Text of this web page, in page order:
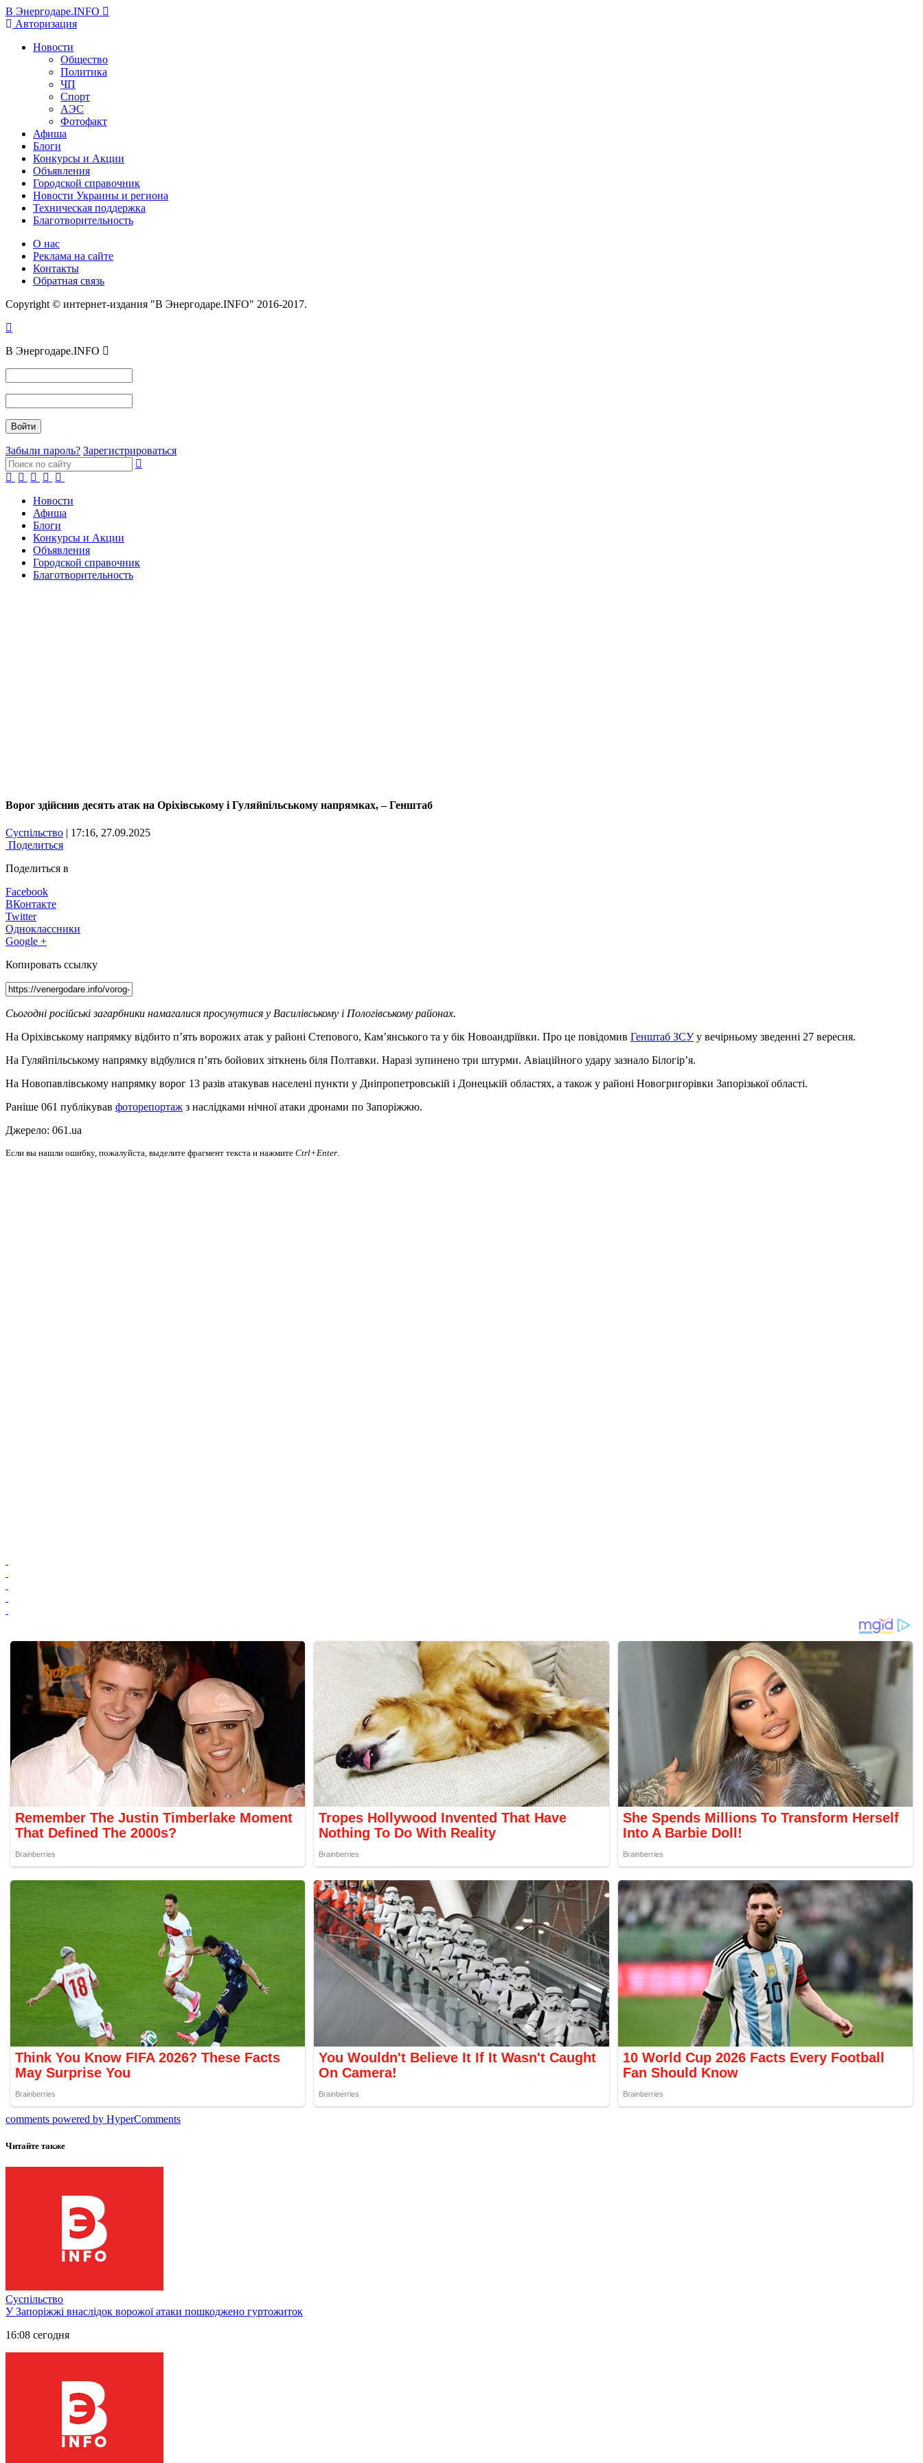
В Энергодаре.INFO
Авторизация
Новости
Общество
Политика
ЧП
Спорт
АЭС
Фотофакт
Афиша
Блоги
Конкурсы и Акции
Объявления
Городской справочник
Новости Украины и региона
Техническая поддержка
Благотворительность
О нас
Реклама на сайте
Контакты
Обратная связь
Copyright © интернет-издания "В Энергодаре.INFO" 2016-2017.
В Энергодаре.INFO
Забыли пароль? Зарегистрироваться
Новости
Афиша
Блоги
Конкурсы и Акции
Объявления
Городской справочник
Благотворительность
Ворог здійснив десять атак на Оріхівському і Гуляйпільському напрямках, – Генштаб
Суспільство | 17:16, 27.09.2025
Поделиться
Поделиться в
Facebook
ВКонтакте
Twitter
Одноклассники
Google +
Копировать ссылку
Сьогодні російські загарбники намагалися просунутися у Василівському і Пологівському районах.
На Оріхівському напрямку відбито п’ять ворожих атак у районі Степового, Кам’янського та у бік Новоандріївки. Про це повідомив Генштаб ЗСУу вечірньому зведенні 27 вересня.
На Гуляйпільському напрямку відбулися п’ять бойових зіткнень біля Полтавки. Наразі зупинено три штурми. Авіаційного удару зазнало Білогір’я.
На Новопавлівському напрямку ворог 13 разів атакував населені пункти у Дніпропетровській і Донецькій областях, а також у районі Новогригорівки Запорізької області.
Раніше 061 публікував фоторепортаж з наслідками нічної атаки дронами по Запоріжжю.
Джерело: 061.ua
Если вы нашли ошибку, пожалуйста, выделите фрагмент текста и нажмите Ctrl+Enter
comments powered by HyperComments
Читайте также
Суспільство
У Запоріжжі внаслідок ворожої атаки пошкоджено гуртожиток
16:08 сегодня